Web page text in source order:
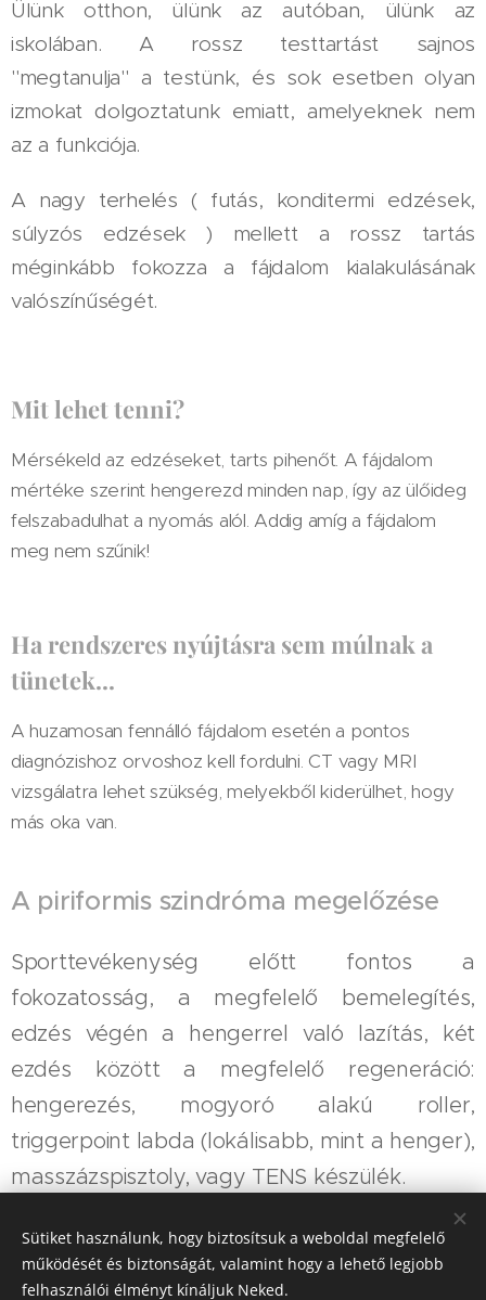
Ülünk otthon, ülünk az autóban, ülünk az
iskolában. A rossz testtartást sajnos
"megtanulja" a testünk, és sok esetben olyan
izmokat dolgoztatunk emiatt, amelyeknek nem
az a funkciója.
A nagy terhelés ( futás, konditermi edzések,
súlyzós edzések ) mellett a rossz tartás
méginkább fokozza a fájdalom kialakulásának
valószínűségét.
​Mit lehet tenni?
Mérsékeld az edzéseket, tarts pihenőt. A fájdalom
mértéke szerint hengerezd minden nap, így az ülőideg
felszabadulhat a nyomás alól. Addig amíg a fájdalom
meg nem szűnik!
Ha rendszeres nyújtásra sem múlnak a
tünetek...
A huzamosan fennálló fájdalom esetén a pontos
diagnózishoz orvoshoz kell fordulni. CT vagy MRI
vizsgálatra lehet szükség, melyekből kiderülhet, hogy
más oka van.
A piriformis szindróma megelőzése
Sporttevékenység előtt fontos a
fokozatosság, a megfelelő bemelegítés,
edzés végén a hengerrel való lazítás, két
ezdés között a megfelelő regeneráció:
hengerezés, mogyoró alakú roller,
triggerpoint labda (lokálisabb, mint a henger),
masszázspisztoly, vagy TENS készülék.
Share
Sütiket használunk, hogy biztosítsuk a weboldal megfelelő
működését és biztonságát, valamint hogy a lehető legjobb
felhasználói élményt kínáljuk Neked.